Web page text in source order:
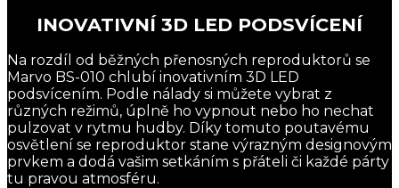
INOVATIVNÍ 3D LED PODSVÍCENÍ
Na rozdíl od běžných přenosných reproduktorů se
Marvo BS-010 chlubí inovativním 3D LED
podsvícením. Podle nálady si můžete vybrat z
různých režimů, úplně ho vypnout nebo ho nechat
pulzovat v rytmu hudby. Díky tomuto poutavému
osvětlení se reproduktor stane výrazným designovým
prvkem a dodá vašim setkáním s přáteli či každé párty
tu pravou atmosféru.